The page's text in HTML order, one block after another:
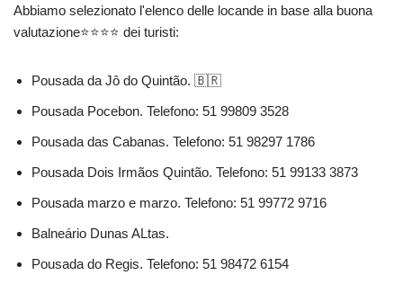
Abbiamo selezionato l'elenco delle locande in base alla buona
valutazione⭐⭐⭐⭐ dei turisti:
Pousada da Jô do Quintão. 🇧🇷
Pousada Pocebon. Telefono: 51 99809 3528
Pousada das Cabanas. Telefono: 51 98297 1786
Pousada Dois Irmãos Quintão. Telefono: 51 99133 3873
Pousada marzo e marzo. Telefono: 51 99772 9716
Balneário Dunas ALtas.
Pousada do Regis. Telefono: 51 98472 6154